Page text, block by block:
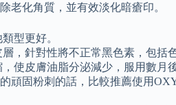
老化角質，並有效淡化暗瘡印。
型更好。
，針對性將不正常黑色素，包
使皮膚油脂分泌減少，服用數月
頑固粉刺的話，比較推薦使用